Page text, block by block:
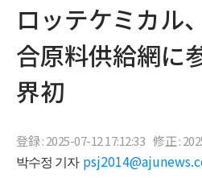
ロッテケミカル
合原料供給網に
界初
登録 : 2025-07-12 17:12:33 修正 :
박수정 기자